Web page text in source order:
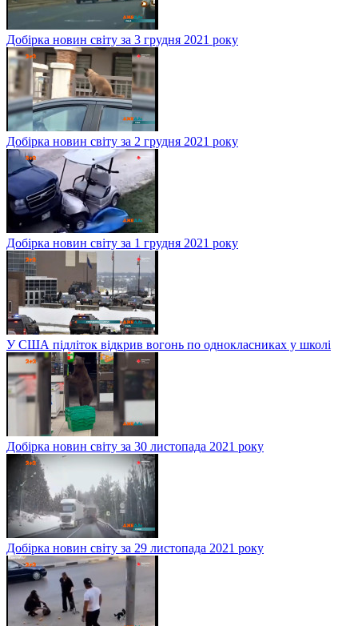
Добірка новин світу за 3 грудня 2021 року
Добірка новин світу за 2 грудня 2021 року
Добірка новин світу за 1 грудня 2021 року
У США підліток відкрив вогонь по однокласниках у школі
Добірка новин світу за 30 листопада 2021 року
Добірка новин світу за 29 листопада 2021 року